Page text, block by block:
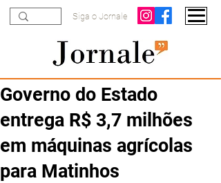
Siga o Jornale
Governo do Estado
entrega R$ 3,7 milhões
em máquinas agrícolas
para Matinhos